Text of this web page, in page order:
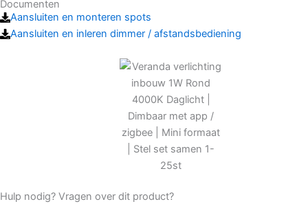
Documenten
Aansluiten en monteren spots
Aansluiten en inleren dimmer / afstandsbediening
Hulp nodig? Vragen over dit product?